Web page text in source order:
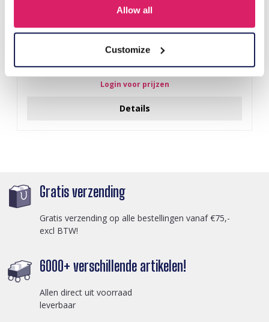
Allow all
Customize
Login voor prijzen
Details
Gratis verzending
Gratis verzending op alle bestellingen vanaf €75,-
excl BTW!
6000+ verschillende artikelen!
Allen direct uit voorraad
leverbaar